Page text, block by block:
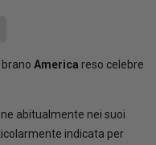
America reso celebre
abitualmente nei suoi
indicata per